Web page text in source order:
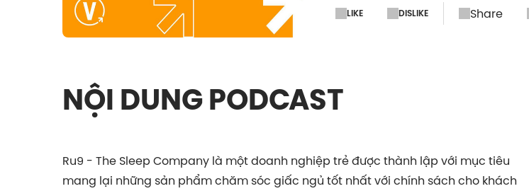
LIKE DISLIKE Share
NỘI DUNG PODCAST
Ru9 - The Sleep Company là một doanh nghiệp trẻ được thành lập với mục tiêu
mang lại những sản phẩm chăm sóc giấc ngủ tốt nhất với chính sách cho khách